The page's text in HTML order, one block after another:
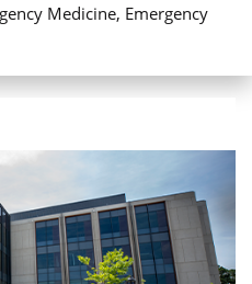
Medicine, Emergency